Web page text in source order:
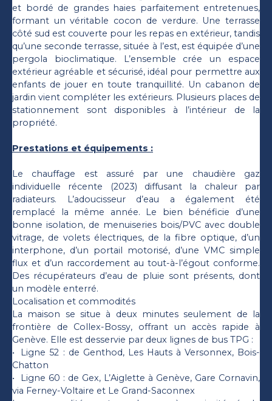
et bordé de grandes haies parfaitement entretenues,
formant un véritable cocon de verdure. Une terrasse
côté sud est couverte pour les repas en extérieur, tandis
qu’une seconde terrasse, située à l’est, est équipée d’une
pergola bioclimatique. L’ensemble crée un espace
extérieur agréable et sécurisé, idéal pour permettre aux
enfants de jouer en toute tranquillité. Un cabanon de
jardin vient compléter les extérieurs. Plusieurs places de
stationnement sont disponibles à l’intérieur de la
propriété.
Prestations et équipements :
Le chauffage est assuré par une chaudière gaz
individuelle récente (2023) diffusant la chaleur par
radiateurs. L’adoucisseur d’eau a également été
remplacé la même année. Le bien bénéficie d’une
bonne isolation, de menuiseries bois/PVC avec double
vitrage, de volets électriques, de la fibre optique, d’un
interphone, d’un portail motorisé, d’une VMC simple
flux et d’un raccordement au tout-à-l’égout conforme.
Des récupérateurs d’eau de pluie sont présents, dont
un modèle enterré.
Localisation et commodités
La maison se situe à deux minutes seulement de la
frontière de Collex-Bossy, offrant un accès rapide à
Genève. Elle est desservie par deux lignes de bus TPG :
Ligne 52 : de Genthod, Les Hauts à Versonnex, Bois-
Chatton
Ligne 60 : de Gex, L’Aiglette à Genève, Gare Cornavin,
via Ferney-Voltaire et Le Grand-Saconnex